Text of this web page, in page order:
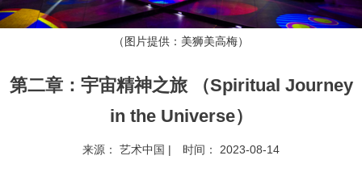
（图片提供：美狮美高梅）
第二章：宇宙精神之旅 （Spiritual Journey
in the Universe）
来源： 艺术中国 | 时间： 2023-08-14